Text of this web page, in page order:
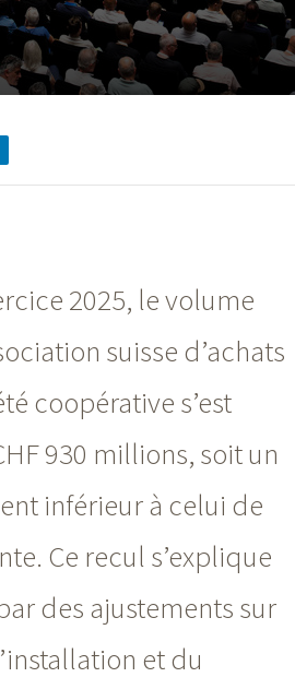
2025, le volume
suisse d’achats
coopérative s’est
930 millions, soit un
inférieur à celui de
Ce recul s’explique
des ajustements sur
et du